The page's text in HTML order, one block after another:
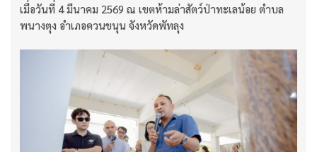
เมื่อวันที่ 4 มีนาคม 2569 ณ เขตห้ามล่าสัตว์ป่าทะเลน้อย ตำบล
พนางตุง อำเภอควนขนุน จังหวัดพัทลุง